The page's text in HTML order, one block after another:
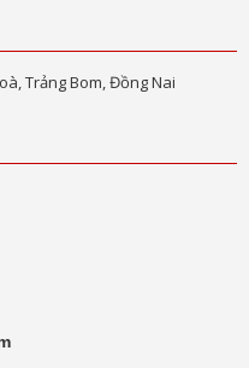
Trảng Bom, Đồng Nai